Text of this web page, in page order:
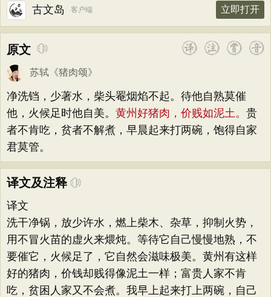
古文岛 客户端 立即打开
原文
苏轼 《猪肉颂》
净洗铛，少著水，柴头罨烟焰不起。待他自熟莫催
他，火候足时他自美。 黄州好猪肉，价贱如泥土。 贵
者不肯吃，贫者不解煮，早晨起来打两碗，饱得自家
君莫管。
译文及注释
译文
洗干净锅，放少许水，燃上柴木、杂草，抑制火势，
用不冒火苗的虚火来煨炖。等待它自己慢慢地熟，不
要催它，火候足了，它自然会滋味极美。黄州有这样
好的猪肉，价钱却贱得像泥土一样；富贵人家不肯
吃，贫困人家又不会煮。我早上起来打上两碗，自己